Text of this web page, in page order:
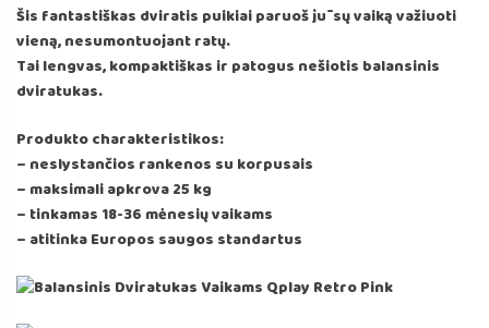
Šis fantastiškas dviratis puikiai paruoš jūsų vaiką važiuoti
vieną, nesumontuojant ratų.
Tai lengvas, kompaktiškas ir patogus nešiotis balansinis
dviratukas.
Produkto charakteristikos:
– neslystančios rankenos su korpusais
– maksimali apkrova 25 kg
– tinkamas 18-36 mėnesių vaikams
– atitinka Europos saugos standartus